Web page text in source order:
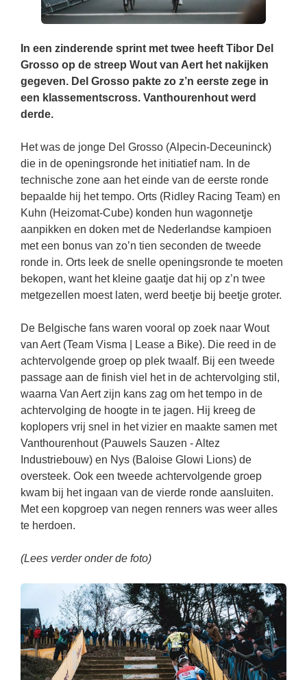
In een zinderende sprint met twee heeft Tibor Del
Grosso op de streep Wout van Aert het nakijken
gegeven. Del Grosso pakte zo z’n eerste zege in
een klassementscross. Vanthourenhout werd
derde.
Het was de jonge Del Grosso (Alpecin-Deceuninck)
die in de openingsronde het initiatief nam. In de
technische zone aan het einde van de eerste ronde
bepaalde hij het tempo. Orts (Ridley Racing Team) en
Kuhn (Heizomat-Cube) konden hun wagonnetje
aanpikken en doken met de Nederlandse kampioen
met een bonus van zo’n tien seconden de tweede
ronde in. Orts leek de snelle openingsronde te moeten
bekopen, want het kleine gaatje dat hij op z’n twee
metgezellen moest laten, werd beetje bij beetje groter.
De Belgische fans waren vooral op zoek naar Wout
van Aert (Team Visma | Lease a Bike). Die reed in de
achtervolgende groep op plek twaalf. Bij een tweede
passage aan de finish viel het in de achtervolging stil,
waarna Van Aert zijn kans zag om het tempo in de
achtervolging de hoogte in te jagen. Hij kreeg de
koplopers vrij snel in het vizier en maakte samen met
Vanthourenhout (Pauwels Sauzen - Altez
Industriebouw) en Nys (Baloise Glowi Lions) de
oversteek. Ook een tweede achtervolgende groep
kwam bij het ingaan van de vierde ronde aansluiten.
Met een kopgroep van negen renners was weer alles
te herdoen.
(Lees verder onder de foto)